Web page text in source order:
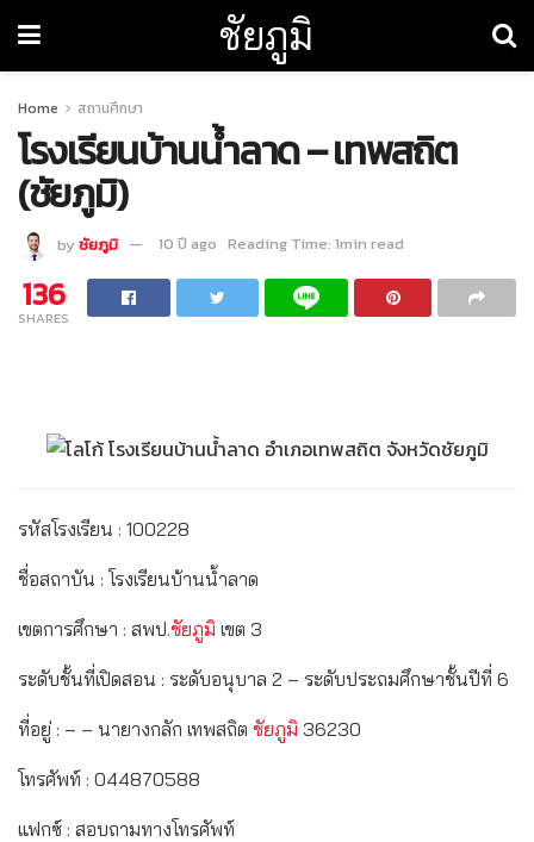
ชัยภูมิ
Home สถานศึกษา
โรงเรียนบ้านน้ำลาด – เทพสถิต
(ชัยภูมิ)
by ชัยภูมิ 10 ปี ago Reading Time: 1min read
136
SHARES
รหัสโรงเรียน : 100228
ชื่อสถาบัน : โรงเรียนบ้านน้ำลาด
เขตการศึกษา : สพป.ชัยภูมิ เขต 3
ระดับชั้นที่เปิดสอน : ระดับอนุบาล 2 – ระดับประถมศึกษาชั้นปีที่ 6
ที่อยู่ : – – นายางกลัก เทพสถิต ชัยภูมิ 36230
โทรศัพท์ : 044870588
แฟกซ์ : สอบถามทางโทรศัพท์